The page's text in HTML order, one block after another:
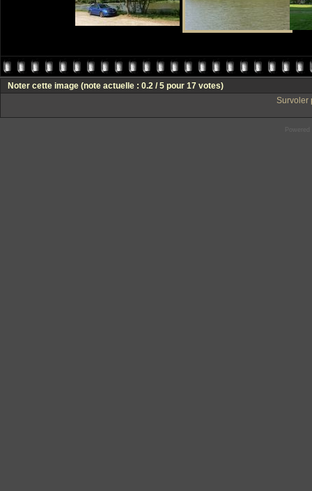
Noter cette image (note actuelle : 0.2 / 5 pour 17 votes)
Survoler